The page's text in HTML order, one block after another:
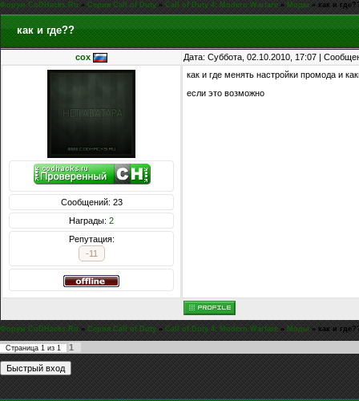
Форум CoDHacks.Ru » Серия Call of Duty » Call of Duty 4: Modern Warfare » Моды » как и
как и где??
cox Дата: Суббота, 02.10.2010, 17:07 |
Сообщений: 23
Награды: 2
Репутация:
-11
как и где менять настройки промода и
если это возможно
Форум CoDHacks.Ru » Серия Call of Duty » Call of Duty 4: Modern Warfare » Моды » как и
Страница 1 из 1 1